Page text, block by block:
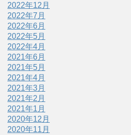
2022年12月
2022年7月
2022年6月
2022年5月
2022年4月
2021年6月
2021年5月
2021年4月
2021年3月
2021年2月
2021年1月
2020年12月
2020年11月